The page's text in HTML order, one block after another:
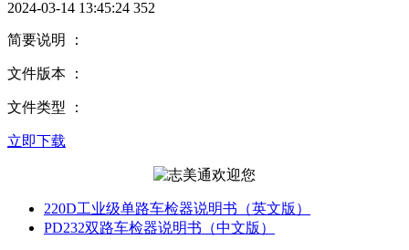
2024-03-14 13:45:24 352
简要说明 ：
文件版本 ：
文件类型 ：
立即下载
220D工业级单路车检器说明书（英文版）
PD232双路车检器说明书（中文版）